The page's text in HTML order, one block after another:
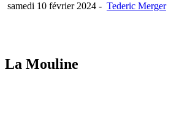
samedi 10 février 2024 - Tederic Merger
La Mouline